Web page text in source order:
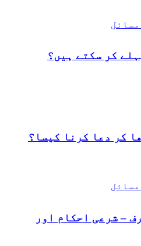
کر سکتے ہیں؟
کر دعا کرنا کیسا؟
– شرعی احکام اور